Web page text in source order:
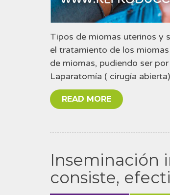
Tipos de miomas uterinos y
el tratamiento de los
de miomas, pudiendo ser
Laparatomía ( cirugía
READ MORE
Inseminación
consiste,